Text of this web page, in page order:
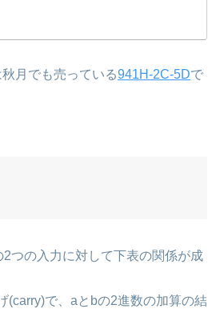
月でも売っている941H-2C-5Dで
つの入力に対して下表の関係が成
(carry)で、aとbの2進数の加算の結